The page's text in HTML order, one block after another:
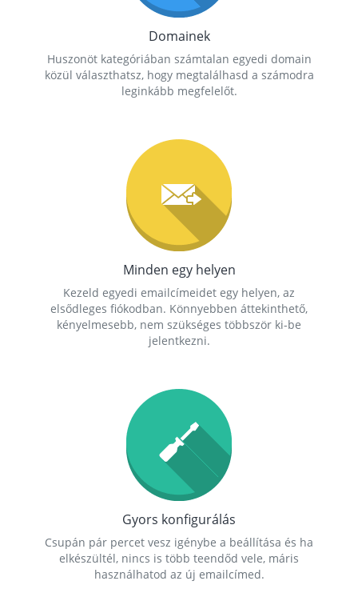
Domainek
Huszonöt kategóriában számtalan egyedi domain
közül választhatsz, hogy megtalálhasd a számodra
leginkább megfelelőt.
Minden egy helyen
Kezeld egyedi emailcímeidet egy helyen, az
elsődleges fiókodban. Könnyebben áttekinthető,
kényelmesebb, nem szükséges többször ki-be
jelentkezni.
Gyors konfigurálás
Csupán pár percet vesz igénybe a beállítása és ha
elkészültél, nincs is több teendőd vele, máris
használhatod az új emailcímed.